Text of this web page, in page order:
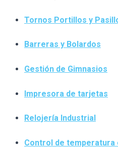
Tornos Portillos y
Barreras y Bolardos
Gestión de Gimnasios
Impresora de tarjetas
Relojería Industrial
Control de temperatura